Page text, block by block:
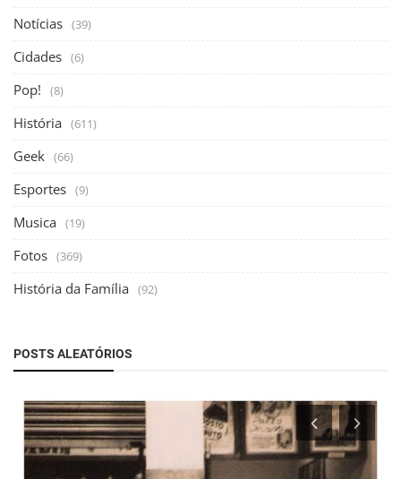
Notícias (39)
Cidades (6)
Pop! (8)
História (611)
Geek (66)
Esportes (9)
Musica (19)
Fotos (369)
História da Família (92)
POSTS ALEATÓRIOS